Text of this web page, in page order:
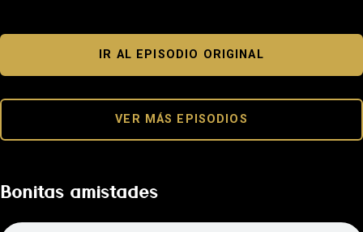
IR AL EPISODIO ORIGINAL
VER MÁS EPISODIOS
Bonitas amistades